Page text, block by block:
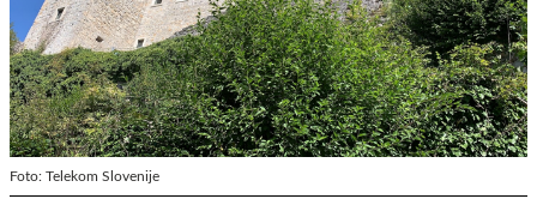
Foto: Telekom Slovenije